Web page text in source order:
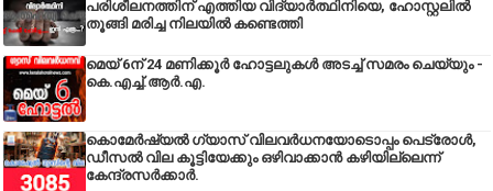
പരിശീലനത്തിന് എത്തിയ വിദ്യാർത്ഥിനിയെ, ഹോസ്റ്റലിൽ
തൂങ്ങി മരിച്ച നിലയിൽ കണ്ടെത്തി
മെയ് 6ന് 24 മണിക്കൂർ ഹോട്ടലുകൾ അടച്ച് സമരം ചെയ്യും -
കെ.എച്ച്.ആർ.എ.
കൊമേർഷ്യൽ ഗ്യാസ് വിലവർധനയോടൊപ്പം പെട്രോൾ,
ഡീസല്‍ വില കൂട്ടിയേക്കും ഒഴിവാക്കാന്‍ കഴിയില്ലെന്ന്
കേന്ദ്രസര്‍ക്കാര്‍.